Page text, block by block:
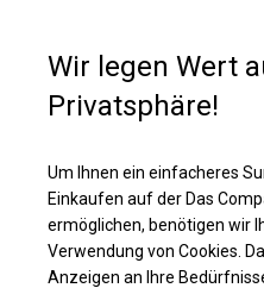
Ganzjähriges
Wir legen Wert
Privatsphäre!
Um Ihnen ein einfacheres
Einkaufen auf der Das
ermöglichen, benötigen wir
Verwendung von Cookies.
Anzeigen an Ihre